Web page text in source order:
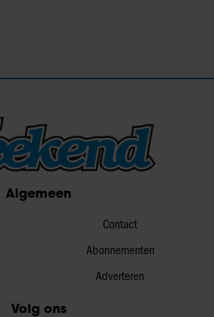
Algemeen
Contact
Abonnementen
Adverteren
Volg ons